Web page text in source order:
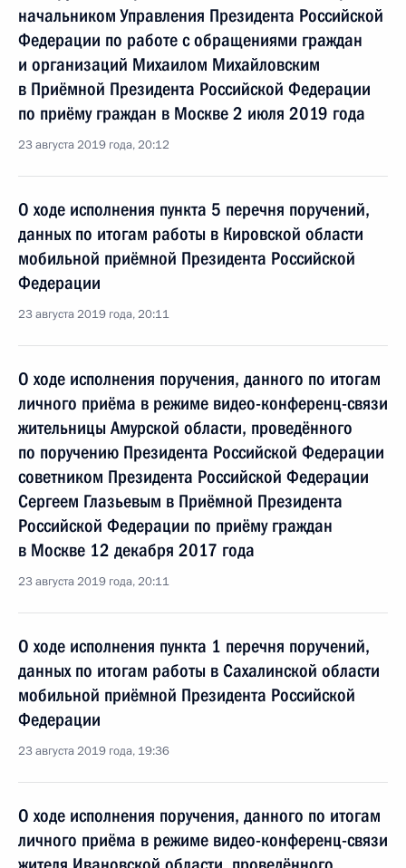
начальником Управления Президента Российской
Федерации по работе с обращениями граждан
и организаций Михаилом Михайловским
в Приёмной Президента Российской Федерации
по приёму граждан в Москве 2 июля 2019 года
23 августа 2019 года, 20:12
О ходе исполнения пункта 5 перечня поручений,
данных по итогам работы в Кировской области
мобильной приёмной Президента Российской
Федерации
23 августа 2019 года, 20:11
О ходе исполнения поручения, данного по итогам
личного приёма в режиме видео-конференц-связи
жительницы Амурской области, проведённого
по поручению Президента Российской Федерации
советником Президента Российской Федерации
Сергеем Глазьевым в Приёмной Президента
Российской Федерации по приёму граждан
в Москве 12 декабря 2017 года
23 августа 2019 года, 20:11
О ходе исполнения пункта 1 перечня поручений,
данных по итогам работы в Сахалинской области
мобильной приёмной Президента Российской
Федерации
23 августа 2019 года, 19:36
О ходе исполнения поручения, данного по итогам
личного приёма в режиме видео-конференц-связи